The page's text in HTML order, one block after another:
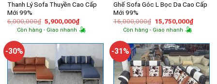
Thanh Lý Sofa Thuyền Cao Cấp
Mới 99%
6,000,000₫ Giá
gốc
là:
5,900,000₫Giá
hiện
tại
5,900,000₫.
Còn hàng - Giao nhanh
Ghế Sofa Góc L Bọc Da Cao Cấp
Mới 99%
16,000,000₫ Giá
gốc
là:
15,750,000₫Giá
hiện
Còn hàng - Giao nhanh
-30% -31%